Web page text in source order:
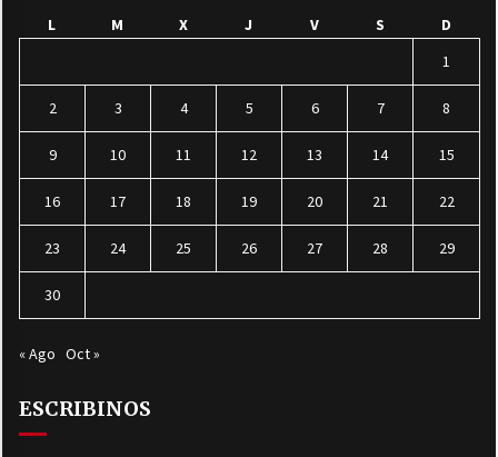
L M X J V S
D
1
2 3 4 5 6 7 8
9 10 11 12 13 14 15
16 17 18 19 20 21 22
23 24 25 26 27 28 29
30
« Ago Oct »
ESCRIBINOS